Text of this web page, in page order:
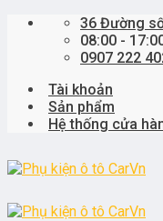
Skip
36 Đường
08:00 -
0907 222
Tài khoản
Sản phẩm
Hệ thống cửa